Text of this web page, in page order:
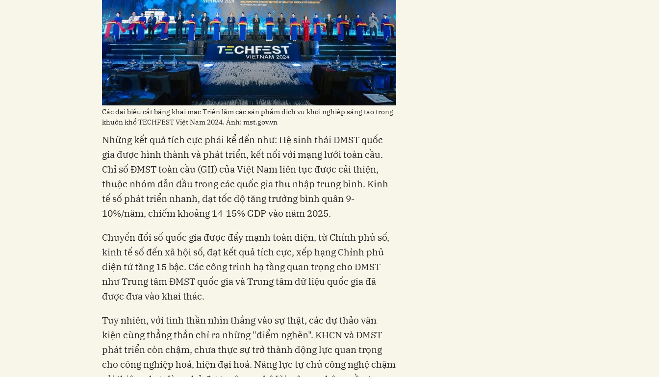
Các đại biểu cắt băng khai mạc Triển lãm các sản phẩm dịch vụ khởi nghiệp sáng tạo trong
khuôn khổ TECHFEST Việt Nam 2024. Ảnh: mst.gov.vn
Những kết quả tích cực phải kể đến như: Hệ sinh thái ĐMST quốc
gia được hình thành và phát triển, kết nối với mạng lưới toàn cầu.
Chỉ số ĐMST toàn cầu (GII) của Việt Nam liên tục được cải thiện,
thuộc nhóm dẫn đầu trong các quốc gia thu nhập trung bình. Kinh
tế số phát triển nhanh, đạt tốc độ tăng trưởng bình quân 9-
10%/năm, chiếm khoảng 14-15% GDP vào năm 2025.
Chuyển đổi số quốc gia được đẩy mạnh toàn diện, từ Chính phủ số,
kinh tế số đến xã hội số, đạt kết quả tích cực, xếp hạng Chính phủ
điện tử tăng 15 bậc. Các công trình hạ tầng quan trọng cho ĐMST
như Trung tâm ĐMST quốc gia và Trung tâm dữ liệu quốc gia đã
được đưa vào khai thác.
Tuy nhiên, với tinh thần nhìn thẳng vào sự thật, các dự thảo văn
kiện cũng thẳng thắn chỉ ra những "điểm nghẽn". KHCN và ĐMST
phát triển còn chậm, chưa thực sự trở thành động lực quan trọng
cho công nghiệp hoá, hiện đại hoá. Năng lực tự chủ công nghệ chậm